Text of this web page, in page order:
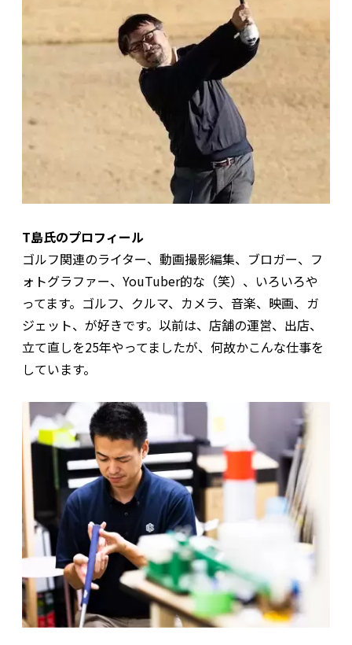
T島氏のプロフィール
ゴルフ関連のライター、動画撮影編集、ブロガー、フ
ォトグラファー、YouTuber的な（笑）、いろいろや
ってます。ゴルフ、クルマ、カメラ、音楽、映画、ガ
ジェット、が好きです。以前は、店舗の運営、出店、
立て直しを25年やってましたが、何故かこんな仕事を
しています。